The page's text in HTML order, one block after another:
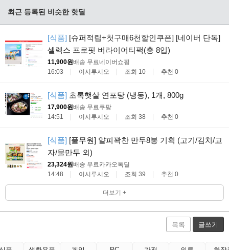
최근 등록된 비슷한 핫딜
[식품] [슈퍼적립+첫구매6천할인쿠폰] [네이버 단독]
셀렉스 프로핏 버라이어티팩(총 8입)
11,900원배송 무료네이버쇼핑
16:03
이시루시오 조회 10 추천 0
[식품] 초록햇살 연포탕 (냉동), 1개, 800g
17,900원배송 무료 쿠팡
14:51
이시루시오 조회 38 추천 0
[식품] [풀무원] 얄피꽉찬 만두8봉 기획 (고기/김치/교
자/물만두 외)
23,324원배송 무료 카카오톡딜
14:48
이시루시오 조회 39 추천 0
더보기 +
목록 글쓰기